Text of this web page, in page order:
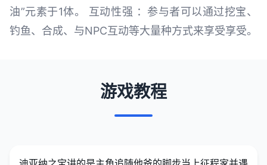
油”元素于1体。 互动性强 ：参与者可以通过挖宝、
钓鱼、合成、与NPC互动等大量种方式来享受享受。
游戏教程